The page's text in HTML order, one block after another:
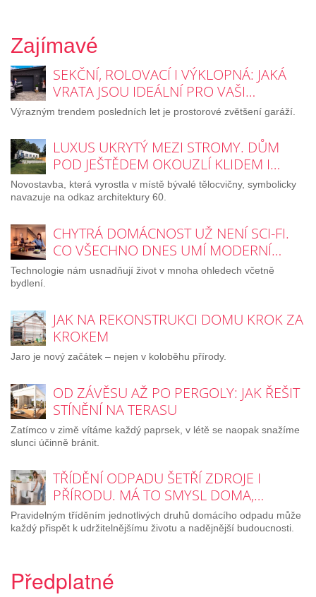
Zajímavé
SEKČNÍ, ROLOVACÍ I VÝKLOPNÁ: JAKÁ
VRATA JSOU IDEÁLNÍ PRO VAŠI…
Výrazným trendem posledních let je prostorové zvětšení garáží.
LUXUS UKRYTÝ MEZI STROMY. DŮM
POD JEŠTĚDEM OKOUZLÍ KLIDEM I…
Novostavba, která vyrostla v místě bývalé tělocvičny, symbolicky
navazuje na odkaz architektury 60.
CHYTRÁ DOMÁCNOST UŽ NENÍ SCI-FI.
CO VŠECHNO DNES UMÍ MODERNÍ…
Technologie nám usnadňují život v mnoha ohledech včetně
bydlení.
JAK NA REKONSTRUKCI DOMU KROK ZA
KROKEM
Jaro je nový začátek – nejen v koloběhu přírody.
OD ZÁVĚSU AŽ PO PERGOLY: JAK ŘEŠIT
STÍNĚNÍ NA TERASU
Zatímco v zimě vítáme každý paprsek, v létě se naopak snažíme
slunci účinně bránit.
TŘÍDĚNÍ ODPADU ŠETŘÍ ZDROJE I
PŘÍRODU. MÁ TO SMYSL DOMA,…
Pravidelným tříděním jednotlivých druhů domácího odpadu může
každý přispět k udržitelnějšímu životu a nadějnější budoucnosti.
Předplatné